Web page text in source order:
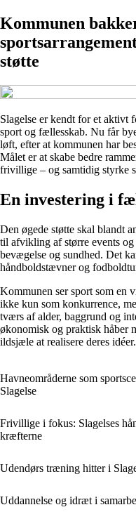
Kommunen
støtte
Slagelse er kendt for et
sport og fællesskab. Nu får
løft, efter at kommunen har
Målet er at skabe bedre
frivillige – og samtidig styrke
En investering i
Den øgede støtte skal blandt
til afvikling af større events
bevægelse og sundhed. Det
håndboldstævner og
Kommunen ser sport som en
ikke kun som konkurrence,
tværs af alder, baggrund og
økonomisk og praktisk håber
ildsjæle at realisere deres idéer.
Havneområderne som
Slagelse
Frivillige i fokus: Slagelses
kræfterne
Udendørs træning hitter i
Uddannelse og idræt i